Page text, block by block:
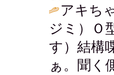
アキち
ジミ）Ｏ
す）結構
ぁ。聞く